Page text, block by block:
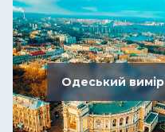
Одеський вимір